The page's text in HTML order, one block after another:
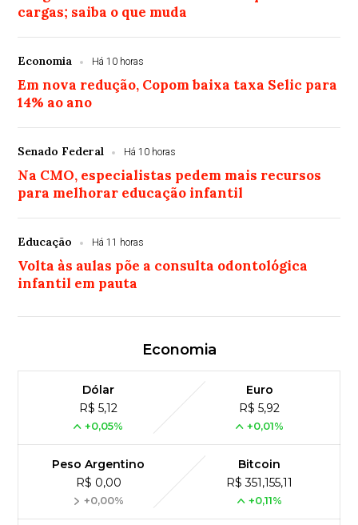
cargas; saiba o que muda
Economia Há 10 horas
Em nova redução, Copom baixa taxa Selic para
14% ao ano
Senado Federal Há 10 horas
Na CMO, especialistas pedem mais recursos
para melhorar educação infantil
Educação Há 11 horas
Volta às aulas põe a consulta odontológica
infantil em pauta
Economia
Dólar
R$ 5,12
+0,05%
Euro
R$ 5,92
+0,01%
Peso Argentino
R$ 0,00
+0,00%
Bitcoin
R$ 351,155,11
+0,11%